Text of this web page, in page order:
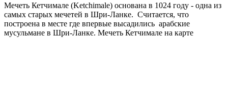
Мечеть Кетчимале (Ketchimale) основана в 1024 году - одна из
самых старых мечетей в Шри-Ланке. Считается, что
построена в месте где впервые высадились арабские
мусульмане в Шри-Ланке. Мечеть Кетчимале на карте